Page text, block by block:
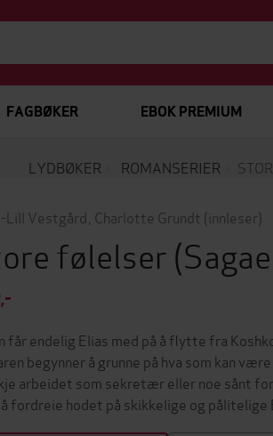
FAGBØKER EBOK PREMIUM
LYDBØKER ROMANSERIER
Lill Vestgård Charlotte Grundt (innleser)
følelser
får endelig Elias med på å flytte fra
begynner å grunne på hva som kan
arbeidet som sekretær eller noe sånt
fordreie hodet på skikkelige og pålitelige